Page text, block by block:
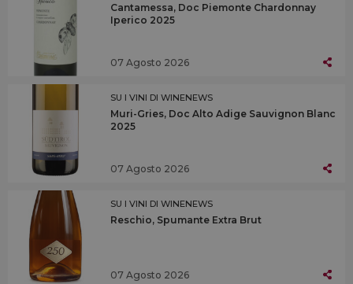
Cantamessa, Doc Piemonte Chardonnay
Iperico 2025
07 Agosto 2026
SU I VINI DI WINENEWS
Muri-Gries, Doc Alto Adige Sauvignon Blanc
2025
07 Agosto 2026
SU I VINI DI WINENEWS
Reschio, Spumante Extra Brut
07 Agosto 2026